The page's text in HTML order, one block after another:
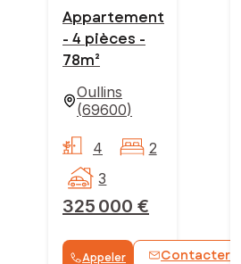
Appartement
- 4 pièces -
78m²
Oullins
(69600)
325 000 €
4
2
3
Appeler Contacter